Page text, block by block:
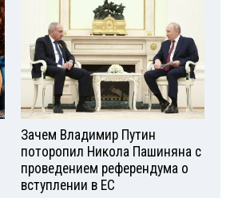
Зачем Владимир Путин
поторопил Никола Пашиняна с
проведением референдума о
вступлении в ЕС